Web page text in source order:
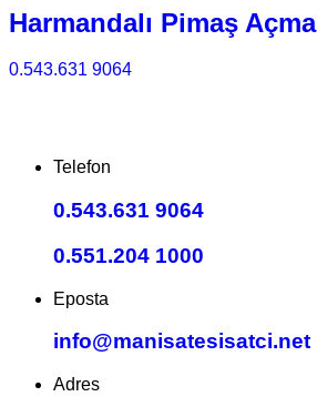
Harmandalı Pimaş Açma
0.543.631 9064
Telefon
0.543.631 9064
0.551.204 1000
Eposta
info@manisatesisatci.net
Adres